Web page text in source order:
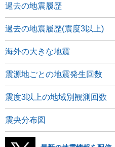
過去の地震履歴
過去の地震履歴(震度3以上)
海外の大きな地震
震源地ごとの地震発生回数
震度3以上の地域別観測回数
震央分布図